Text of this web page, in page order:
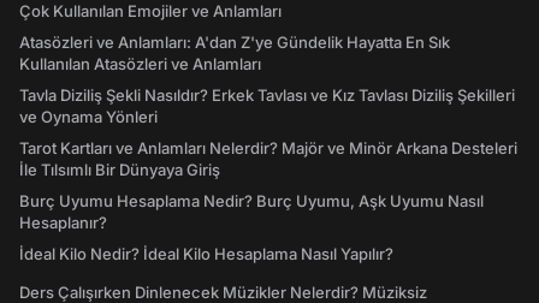
Çok Kullanılan Emojiler ve Anlamları
Atasözleri ve Anlamları: A'dan Z'ye Gündelik Hayatta En Sık
Kullanılan Atasözleri ve Anlamları
Tavla Diziliş Şekli Nasıldır? Erkek Tavlası ve Kız Tavlası Diziliş Şekilleri
ve Oynama Yönleri
Tarot Kartları ve Anlamları Nelerdir? Majör ve Minör Arkana Desteleri
İle Tılsımlı Bir Dünyaya Giriş
Burç Uyumu Hesaplama Nedir? Burç Uyumu, Aşk Uyumu Nasıl
Hesaplanır?
İdeal Kilo Nedir? İdeal Kilo Hesaplama Nasıl Yapılır?
Ders Çalışırken Dinlenecek Müzikler Nelerdir? Müziksiz